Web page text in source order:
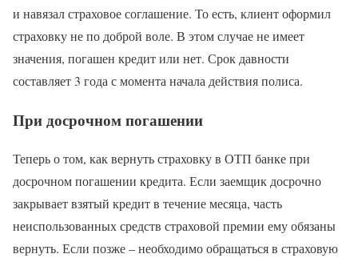
и навязал страховое соглашение. То есть, клиент оформил
страховку не по доброй воле. В этом случае не имеет
значения, погашен кредит или нет. Срок давности
составляет 3 года с момента начала действия полиса.
При досрочном погашении
Теперь о том, как вернуть страховку в ОТП банке при
досрочном погашении кредита. Если заемщик досрочно
закрывает взятый кредит в течение месяца, часть
неиспользованных средств страховой премии ему обязаны
вернуть. Если позже – необходимо обращаться в страховую